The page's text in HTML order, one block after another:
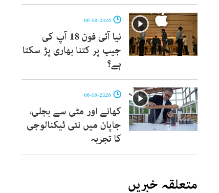
نیا آئی فون 18 آپ کی
جیب پر کتنا بھاری پڑ سکتا
ہے؟
کھانے اور مٹی سے بجلی،
جاپان میں نئی ٹیکنالوجی
کا تجربہ
متعلقہ خبریں